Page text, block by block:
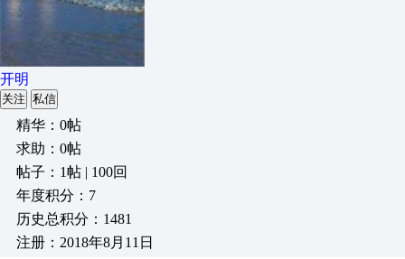
开明
关注 私信
精华：0帖
求助：0帖
帖子：1帖 | 100回
年度积分：7
历史总积分：1481
注册：2018年8月11日